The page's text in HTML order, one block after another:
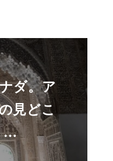
ダ。ア
見どこ
…